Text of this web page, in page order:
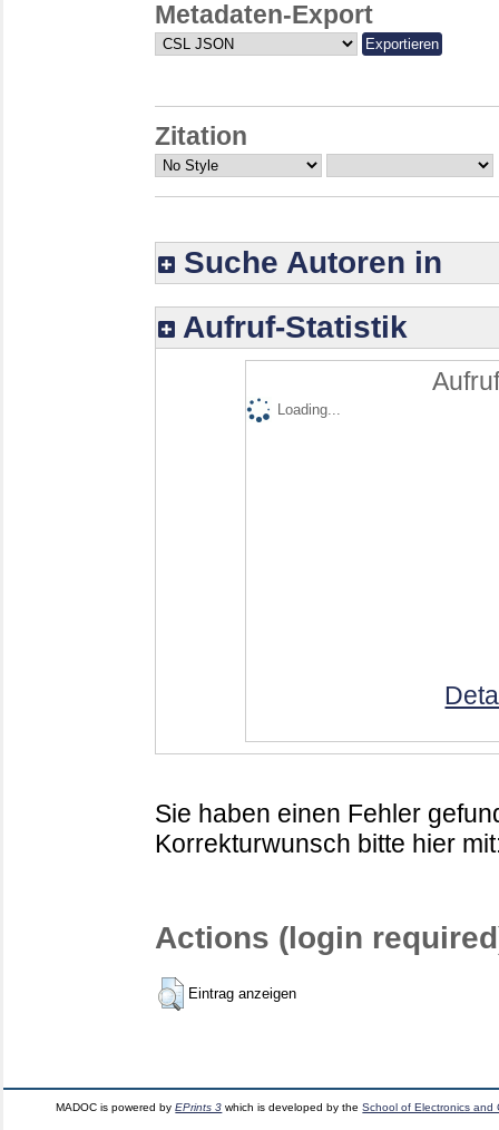
Metadaten-Export
Zitation
Suche Autoren in
Aufruf-Statistik
Loading...
Sie haben einen Fehler
Korrekturwunsch bitte hier
Actions (login
Eintrag anzeigen
MADOC is powered byEPrints 3 which is developed by theSchool of Electronics and